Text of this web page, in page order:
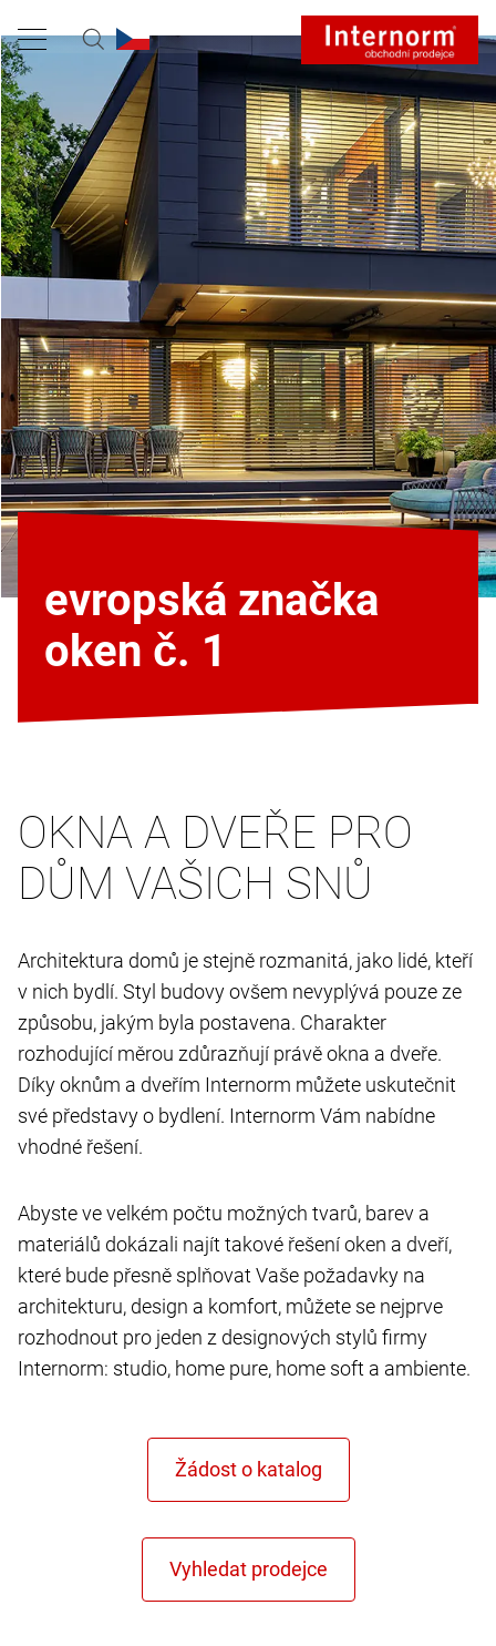
evropská značka
oken č. 1
OKNA A DVEŘE PRO
DŮM VAŠICH SNŮ
Architektura domů je stejně rozmanitá, jako lidé, kteří
v nich bydlí. Styl budovy ovšem nevyplývá pouze ze
způsobu, jakým byla postavena. Charakter
rozhodující měrou zdůrazňují právě okna a dveře.
Díky oknům a dveřím Internorm můžete uskutečnit
své představy o bydlení. Internorm Vám nabídne
vhodné řešení.
Abyste ve velkém počtu možných tvarů, barev a
materiálů dokázali najít takové řešení oken a dveří,
které bude přesně splňovat Vaše požadavky na
architekturu, design a komfort, můžete se nejprve
rozhodnout pro jeden z designových stylů firmy
Internorm: studio, home pure, home soft a ambiente.